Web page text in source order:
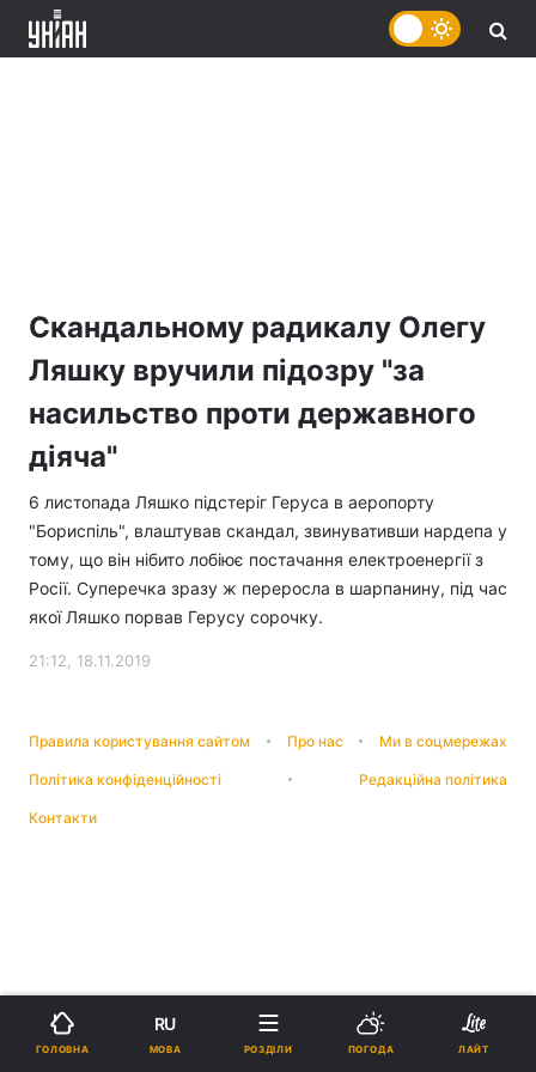
Скандальному радикалу Олегу
Ляшку вручили підозру "за
насильство проти державного
діяча"
6 листопада Ляшко підстеріг Геруса в аеропорту
"Бориспіль", влаштував скандал, звинувативши нардепа у
тому, що він нібито лобіює постачання електроенергії з
Росії. Суперечка зразу ж переросла в шарпанину, під час
якої Ляшко порвав Герусу сорочку.
21:12, 18.11.2019
Правила користування сайтом Про нас Ми в соцмережах
Політика конфіденційності Редакційна політика
Контакти
ГОЛОВНА
RU
МОВА РОЗДІЛИ ПОГОДА ЛАЙТ